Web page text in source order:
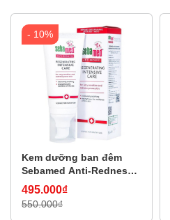
- 10%
Kem dưỡng ban đêm
Sebamed Anti-Redness
Regenerating Intensive
Care cho da siêu nhạy
cảm, dễ mẫn đỏ (50ml)
495.000₫
550.000₫